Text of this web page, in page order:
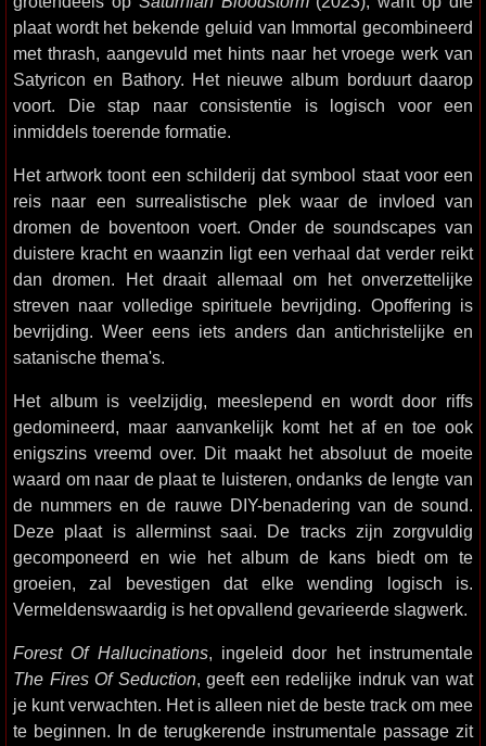
plaat wordt het bekende geluid van Immortal gecombineerd
met thrash, aangevuld met hints naar het vroege werk van
Satyricon en Bathory. Het nieuwe album borduurt daarop
voort. Die stap naar consistentie is logisch voor een
inmiddels toerende formatie.
Het artwork toont een schilderij dat symbool staat voor een
reis naar een surrealistische plek waar de invloed van
dromen de boventoon voert. Onder de soundscapes van
duistere kracht en waanzin ligt een verhaal dat verder reikt
dan dromen. Het draait allemaal om het onverzettelijke
streven naar volledige spirituele bevrijding. Opoffering is
bevrijding. Weer eens iets anders dan antichristelijke en
satanische thema's.
Het album is veelzijdig, meeslepend en wordt door riffs
gedomineerd, maar aanvankelijk komt het af en toe ook
enigszins vreemd over. Dit maakt het absoluut de moeite
waard om naar de plaat te luisteren, ondanks de lengte van
de nummers en de rauwe DIY-benadering van de sound.
Deze plaat is allerminst saai. De tracks zijn zorgvuldig
gecomponeerd en wie het album de kans biedt om te
groeien, zal bevestigen dat elke wending logisch is.
Vermeldenswaardig is het opvallend gevarieerde slagwerk.
Forest Of Hallucinations, ingeleid door het instrumentale
The Fires Of Seduction, geeft een redelijke indruk van wat
je kunt verwachten. Het is alleen niet de beste track om mee
te beginnen. In de terugkerende instrumentale passage zit